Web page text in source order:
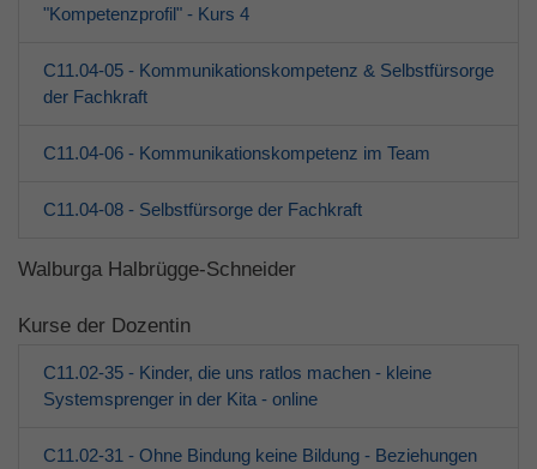
"Kompetenzprofil" - Kurs 4
C11.04-05 - Kommunikationskompetenz & Selbstfürsorge
der Fachkraft
C11.04-06 - Kommunikationskompetenz im Team
C11.04-08 - Selbstfürsorge der Fachkraft
Walburga Halbrügge-Schneider
Kurse der Dozentin
C11.02-35 - Kinder, die uns ratlos machen - kleine
Systemsprenger in der Kita - online
C11.02-31 - Ohne Bindung keine Bildung - Beziehungen